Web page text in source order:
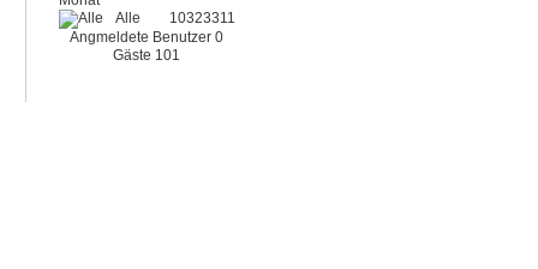
Alle
10323311
Angmeldete Benutzer 0
Gäste 101